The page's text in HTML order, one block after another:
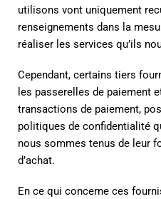
utilisons vont uniquement
renseignements dans la
réaliser les services qu’ils
Cependant, certains tiers
les passerelles de paiement
transactions de paiement,
politiques de confidentialité
nous sommes tenus de leur
d’achat.
En ce qui concerne ces